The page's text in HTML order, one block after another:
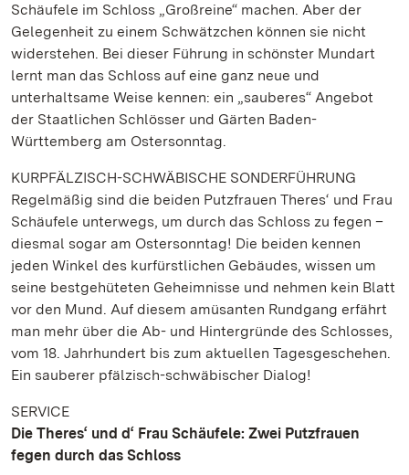
Schäufele im Schloss „Großreine“ machen. Aber der
Gelegenheit zu einem Schwätzchen können sie nicht
widerstehen. Bei dieser Führung in schönster Mundart
lernt man das Schloss auf eine ganz neue und
unterhaltsame Weise kennen: ein „sauberes“ Angebot
der Staatlichen Schlösser und Gärten Baden-
Württemberg am Ostersonntag.
KURPFÄLZISCH-SCHWÄBISCHE SONDERFÜHRUNG
Regelmäßig sind die beiden Putzfrauen Theres‘ und Frau
Schäufele unterwegs, um durch das Schloss zu fegen –
diesmal sogar am Ostersonntag! Die beiden kennen
jeden Winkel des kurfürstlichen Gebäudes, wissen um
seine bestgehüteten Geheimnisse und nehmen kein Blatt
vor den Mund. Auf diesem amüsanten Rundgang erfährt
man mehr über die Ab- und Hintergründe des Schlosses,
vom 18. Jahrhundert bis zum aktuellen Tagesgeschehen.
Ein sauberer pfälzisch-schwäbischer Dialog!
SERVICE
Die Theres‘ und d‘ Frau Schäufele: Zwei Putzfrauen
fegen durch das Schloss